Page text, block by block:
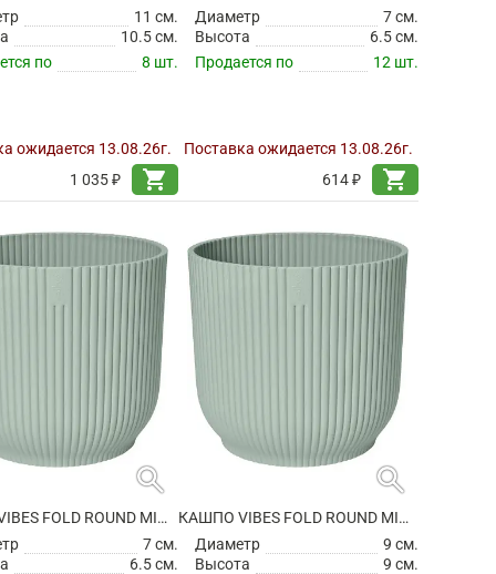
11 см.
10.5 см.
по
8 шт.
ожидается 13.08.26г.
1 035 ₽
shopping_cart
Диаметр
7 см.
Высота
6.5 см.
Продается по
12 шт.
Поставка ожидается 13.08.26г.
614 ₽
shopping_cart
search
КАШПО VIBES FOLD ROUND MINI SORBET GREEN
7 см.
6.5 см.
search
КАШПО VIBES FOLD ROUND MINI SORBET GREEN
Диаметр
9 см.
Высота
9 см.